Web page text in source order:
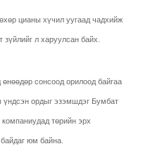
цианы хүчил уугаад чадхийж
л харуулсан байх.
сонсоод орилоод байгаа
үндсэн ордыг эзэмшдэг Бумбат
төрийн эрх
юм байна.